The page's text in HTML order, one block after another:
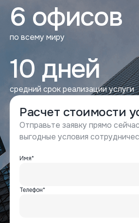
6 офисов
по всему миру
10 дней
средний срок реализации услуги
Расчет стоимости
Отправьте заявку прямо
выгодные условия
Имя*
Телефон*